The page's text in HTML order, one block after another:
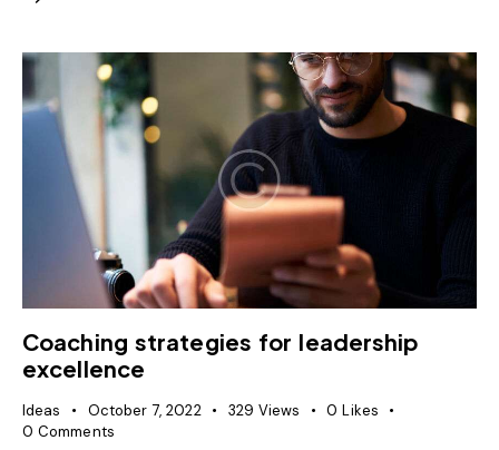
Coaching strategies for leadership
excellence
Ideas October 7, 2022 329 Views 0 Likes
0 Comments